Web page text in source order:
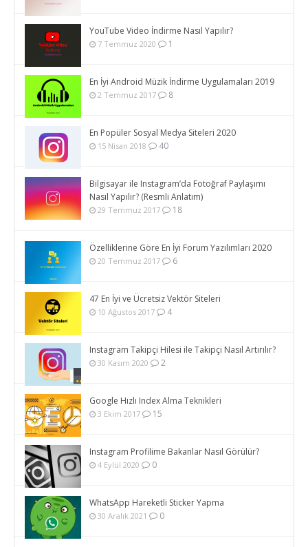
YouTube Video İndirme Nasıl Yapılır?
7 Temmuz 2020 1
En İyi Android Müzik İndirme Uygulamaları 2019
2 Temmuz 2017 8
En Popüler Sosyal Medya Siteleri 2020
15 Nisan 2018 40
Bilgisayar ile Instagram’da Fotoğraf Paylaşımı
Nasıl Yapılır? (Resmli Anlatım)
29 Temmuz 2017 18
Özelliklerine Göre En İyi Forum Yazılımları 2020
20 Temmuz 2017 6
47 En İyi ve Ücretsiz Vektör Siteleri
10 Ağustos 2017 4
Instagram Takipçi Hilesi ile Takipçi Nasıl Artırılır?
30 Kasım 2020 2
Google Hızlı Index Alma Teknikleri
3 Ekim 2017 15
Instagram Profilime Bakanlar Nasıl Görülür?
4 Eylül 2020 0
WhatsApp Hareketli Sticker Yapma
30 Aralık 2021 0